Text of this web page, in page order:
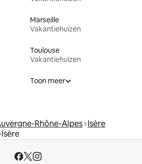
Marseille
Vakantiehuizen
Toulouse
Vakantiehuizen
Toon meer
Rhône-Alpes Isère